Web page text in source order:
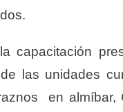
capacitación
las unidades
en almíbar,